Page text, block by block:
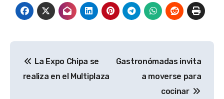
de
La Expo Chipa se
realiza en el Multiplaza
Gastronómadas invita
a moverse para
cocinar